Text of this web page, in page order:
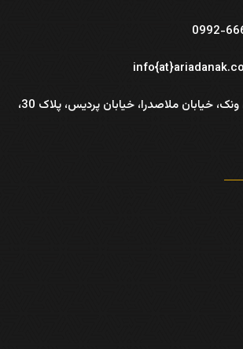
تهران، میدان ونک، خیابان ملاصدرا، خیابان پردیس، پلاک 30،